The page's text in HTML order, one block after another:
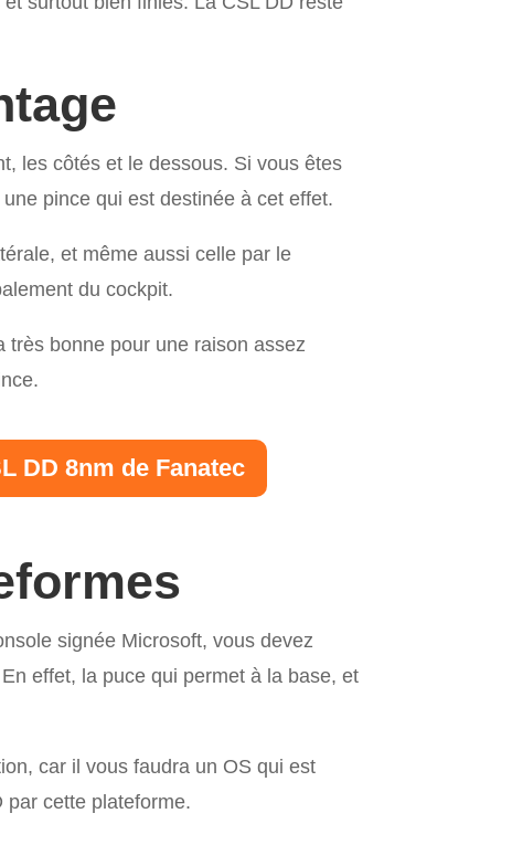
les côtés et le dessous. Si vous êtes
pince qui est destinée à cet effet.
et même aussi celle par le
du cockpit.
très bonne pour une raison assez
DD 8nm de Fanatec
signée Microsoft, vous devez
effet, la puce qui permet à la base, et
car il vous faudra un OS qui est
par cette plateforme.